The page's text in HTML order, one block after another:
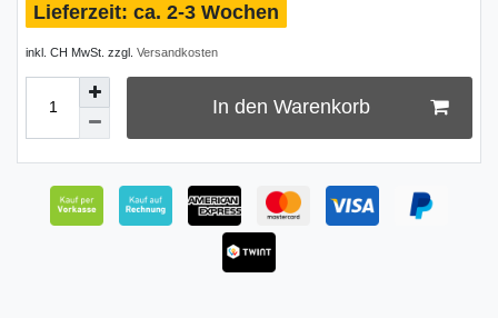
ca. 2-3 Wochen
inkl. CH MwSt. zzgl. Versandkosten
In den Warenkorb